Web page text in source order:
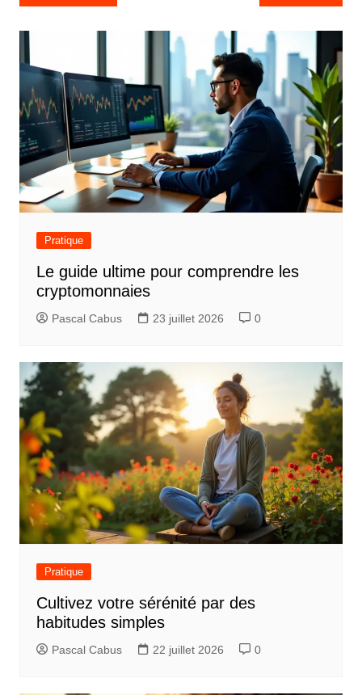
a
v
i
g
a
t
i
o
n
r
t
i
c
l
e
Pratique
Le guide ultime pour comprendre les
cryptomonnaies
Pascal Cabus 23 juillet 2026 0
Pratique
Cultivez votre sérénité par des
habitudes simples
Pascal Cabus 22 juillet 2026 0